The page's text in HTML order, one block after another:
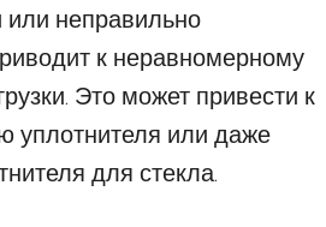
неправильно
к неравномерному
Это может привести к
уплотнителя или даже
для стекла.